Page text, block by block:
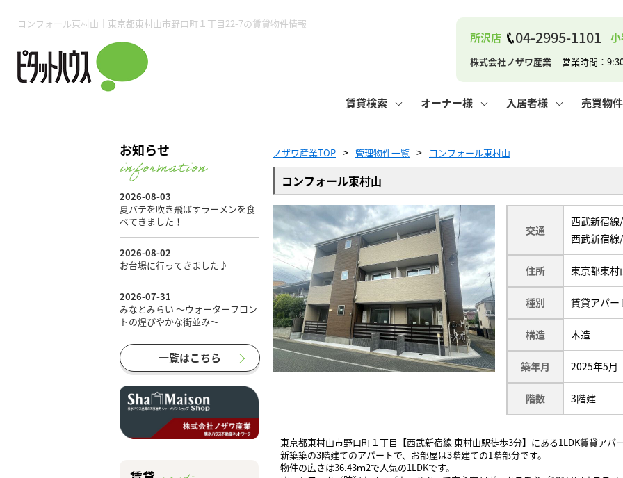
コンフォール東村山｜東京都東村山市野口町１丁目22-7の賃貸物件情報
所沢店 04-2995-1101
株式会社ノザワ産業 営業時間：
賃貸検索
所沢賃貸TOP 物件検索フォーム お気に入り 閲覧履歴 保存した検索条件
月極駐車場 事業用物件 コンテナ
オーナー様
賃貸管理業務 土地・空き家活用 空き家管理 管理物件一覧 管理のご依頼
入居者様
入居者様用ページTOP 入居中のマナー 住まいのトラブルQ&A お住まいの解約手続き
売買物件
売買物件一覧 購入時の諸費用 購入までの流れ よくある質問 マンション
無料売却査定 仲介手数料について 業者の選び方 媒介契約の種類 売却時の
必要な書類 高く売るポイント よくある質問 相続
会社概要 お知らせ お客様の声 スタッフブログ 個
ピタットハウス所沢店 ピタットハウス小手指店 ピタットハウス新所沢店
ご来店予約 お住まいの解約手続き その他の問合せ
必要な書類 よくある質問 相続
ピタットハウス小手指店 ピタットハウス新所沢店
ノザワ産業TOP 管理物件一覧 コンフォール東村山
コンフォール東村山
交通
西武新宿線
西武新宿線
住所 東京都東
種別 賃貸アパー
構造 木造
築年月 2025年5月
階数 3階建
東京都東村山市野口町１丁目【西武新宿線 東村山駅徒歩3分】にある1LDK賃貸アパー
新築築の3階建てのアパートで、お部屋は3階建ての1階部分です。
物件の広さは36.43ｍ2で人気の1LDKです。
お知らせ
一覧はこちら